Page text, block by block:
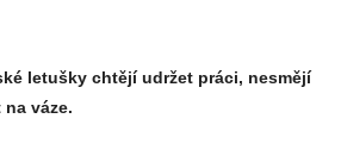
letušky chtějí udržet práci, nesmějí
váze.